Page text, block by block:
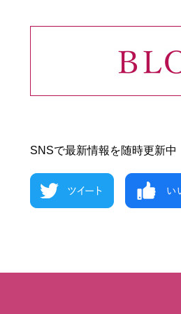
SNSで最新情報を随時更新中